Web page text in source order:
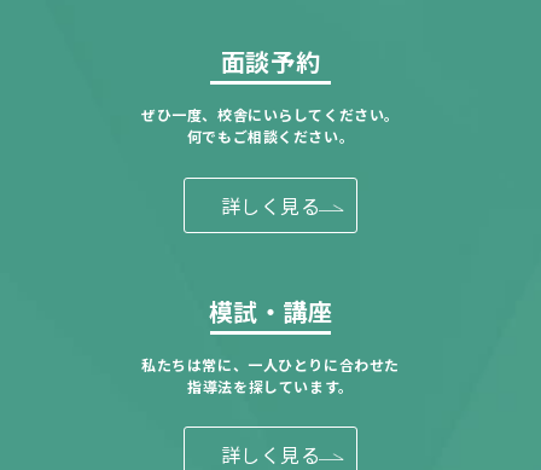
面談予約
ぜひ一度、校舎にいらしてください。
何でもご相談ください。
詳しく見る
模試・講座
私たちは常に、一人ひとりに合わせた
指導法を探しています。
詳しく見る